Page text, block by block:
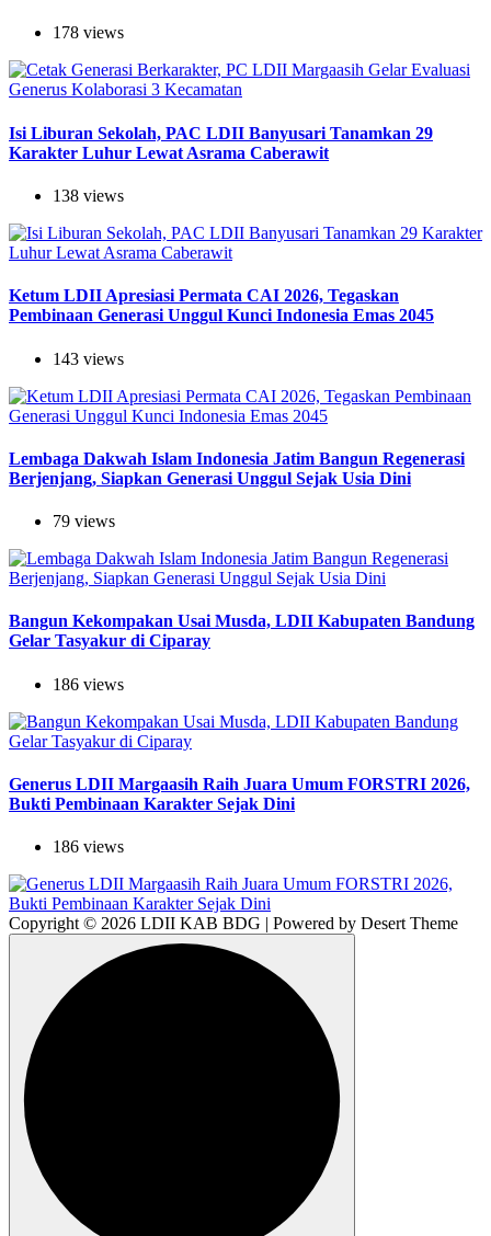
178 views
Isi Liburan Sekolah, PAC LDII Banyusari Tanamkan 29
Karakter Luhur Lewat Asrama Caberawit
138 views
Ketum LDII Apresiasi Permata CAI 2026, Tegaskan
Pembinaan Generasi Unggul Kunci Indonesia Emas 2045
143 views
Lembaga Dakwah Islam Indonesia Jatim Bangun Regenerasi
Berjenjang, Siapkan Generasi Unggul Sejak Usia Dini
79 views
Bangun Kekompakan Usai Musda, LDII Kabupaten Bandung
Gelar Tasyakur di Ciparay
186 views
Generus LDII Margaasih Raih Juara Umum FORSTRI 2026,
Bukti Pembinaan Karakter Sejak Dini
186 views
Copyright © 2026 LDII KAB BDG | Powered by Desert Theme